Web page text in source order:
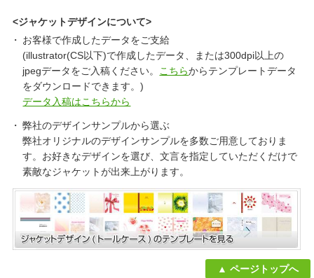
<ジャケットデザインについて>
お客様で作成したデータをご支給
(illustrator(CS以下)で作成したデータ、または300dpi以上の
jpegデータをご入稿ください。 こちらからテンプレートデータ
をダウンロードできます。)
データ入稿はこちらから
弊社のデザインサンプルから選ぶ
弊社オリジナルのデザインサンプルを多数ご用意しておりま
す。お好きなデザインを選び、文言を指定していただくだけで
素敵なジャケットが出来上がります。
ページトップへ